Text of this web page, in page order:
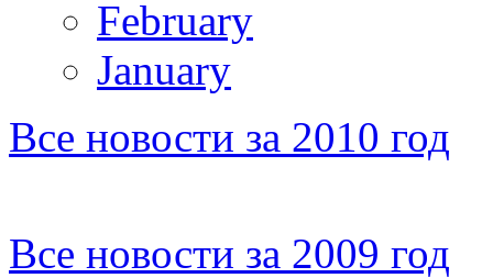
February
January
Все новости за 2010 год
Все новости за 2009 год